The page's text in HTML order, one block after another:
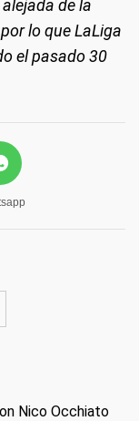
de la
lo que LaLiga
el pasado 30
Nico Occhiato